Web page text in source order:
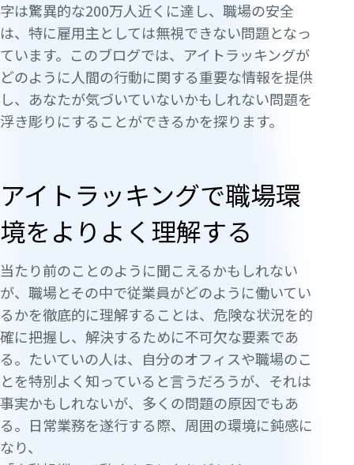
字は驚異的な200万人近くに達し、職場の安全
は、特に雇用主としては無視できない問題となっ
ています。このブログでは、アイトラッキングが
どのように人間の行動に関する重要な情報を提供
し、あなたが気づいていないかもしれない問題を
浮き彫りにすることができるかを探ります。
アイトラッキングで職場環
境をよりよく理解する
当たり前のことのように聞こえるかもしれない
が、職場とその中で従業員がどのように働いてい
るかを徹底的に理解することは、危険な状況を的
確に把握し、解決するために不可欠な要素であ
る。たいていの人は、自分のオフィスや職場のこ
とを特別よく知っていると言うだろうが、それは
事実かもしれないが、多くの問題の原因でもあ
る。日常業務を遂行する際、周囲の環境に鈍感に
なり、